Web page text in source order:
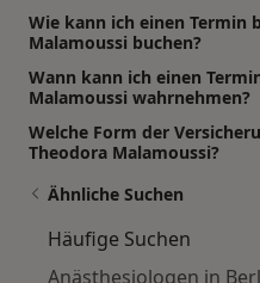
Wie kann ich einen Termin
Malamoussi buchen?
Wann kann ich einen
Malamoussi wahrnehmen?
Welche Form der
Theodora Malamoussi?
Ähnliche Suchen
Häufige Suchen
Anästhesiologen in